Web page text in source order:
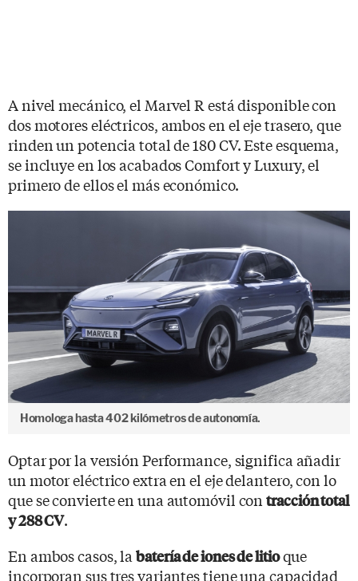
A nivel mecánico, el Marvel R está disponible con
dos motores eléctricos, ambos en el eje trasero, que
rinden un potencia total de 180 CV. Este esquema,
se incluye en los acabados Comfort y Luxury, el
primero de ellos el más económico.
Homologa hasta 402 kilómetros de autonomía.
Optar por la versión Performance, significa añadir
un motor eléctrico extra en el eje delantero, con lo
que se convierte en una automóvil contracción total
y 288 CV.
En ambos casos, labatería de iones de litioque
incorporan sus tres variantes tiene una capacidad